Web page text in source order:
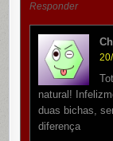
Responder
natural!
duas bichas,
diferença